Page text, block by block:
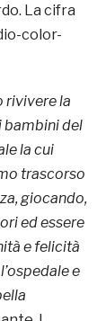
La cifra
color-
rivivere la
bambini del
la cui
trascorso
giocando,
ed essere
e felicità
e